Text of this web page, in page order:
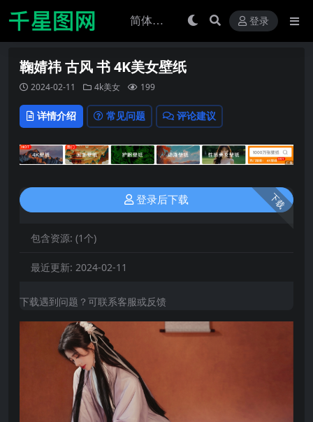
登录
鞠婧祎 古风 书 4K美女壁纸
2024-02-11 4k美女 199
详情介绍 常见问题 评论建议
下载
登录后下载
包含资源: (1个)
最近更新: 2024-02-11
下载遇到问题？可联系客服或反馈